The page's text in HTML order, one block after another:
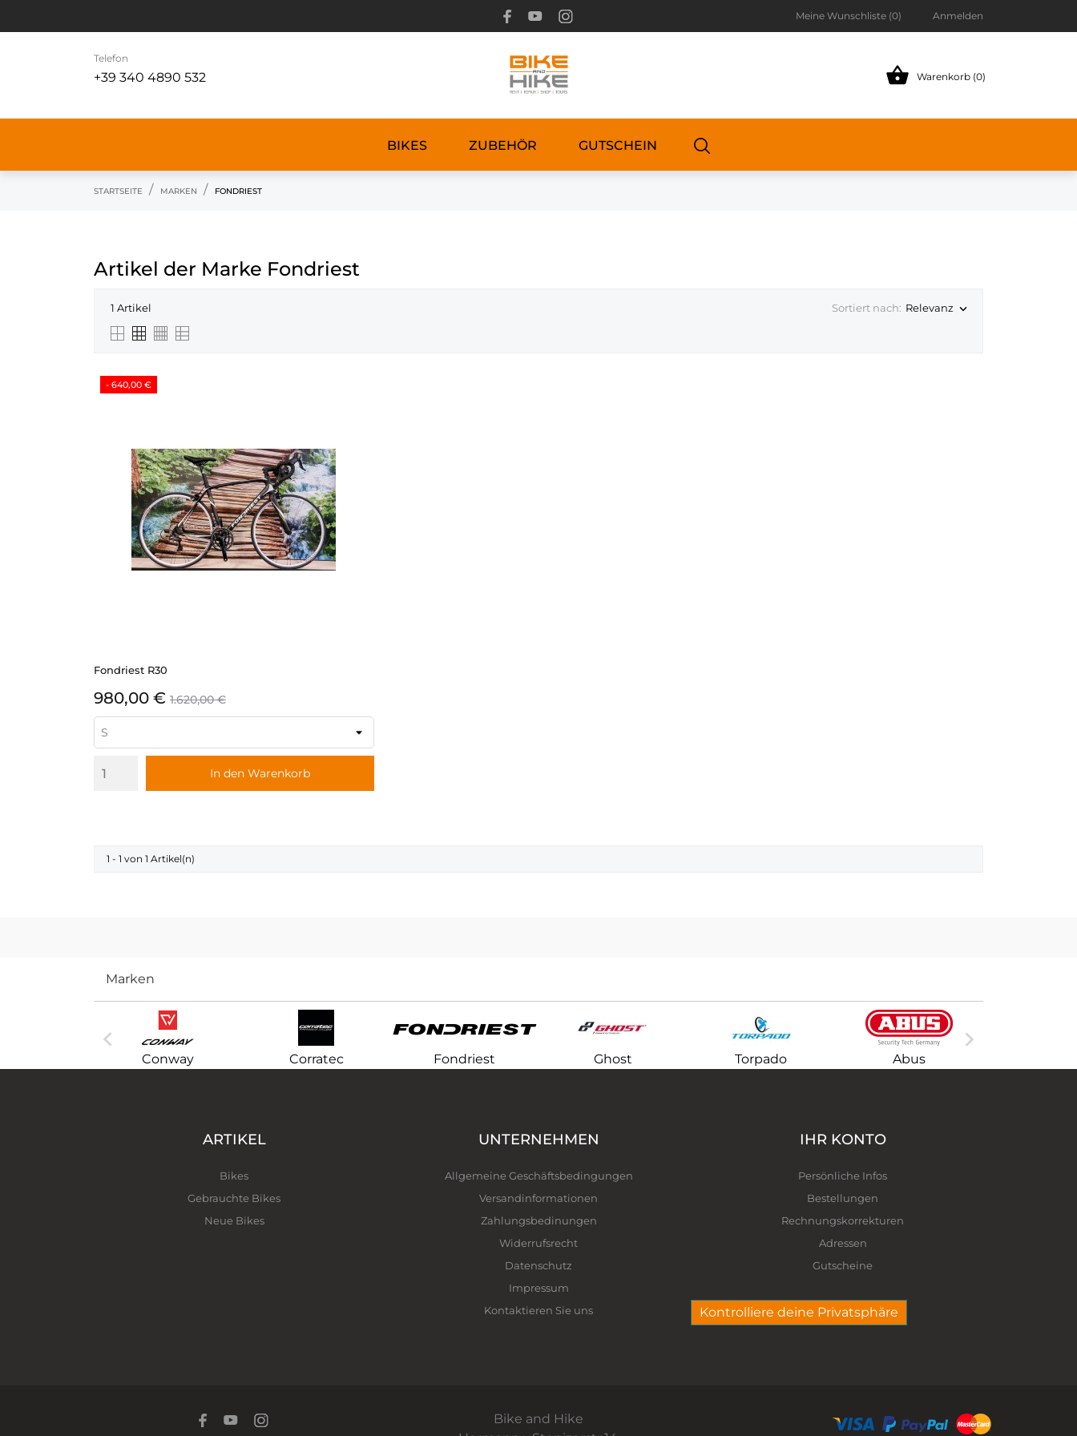
Meine Wunschliste (0) Anmelden
Telefon
+39 340 4890 532  Warenkorb (0)
BIKES ZUBEHÖR GUTSCHEIN
STARTSEITE MARKEN FONDRIEST
Artikel der Marke Fondriest
1 Artikel Sortiert nach: Relevanz 
Fondriest R30
Preis
980,00 € Verkaufspreis
1.620,00 €
In den Warenkorb
- 640,00 €
1 - 1 von 1 Artikel(n)
Marken

Conway Corratec Fondriest Ghost Torpado Abus

ARTIKEL
Bikes
Gebrauchte Bikes
Neue Bikes
UNTERNEHMEN
Allgemeine Geschäftsbedingungen
Versandinformationen
Zahlungsbedinungen
Widerrufsrecht
Datenschutz
Impressum
Kontaktieren Sie uns
IHR KONTO
Persönliche Infos
Bestellungen
Rechnungskorrekturen
Adressen
Gutscheine
Kontrolliere deine Privatsphäre
Bike and Hike